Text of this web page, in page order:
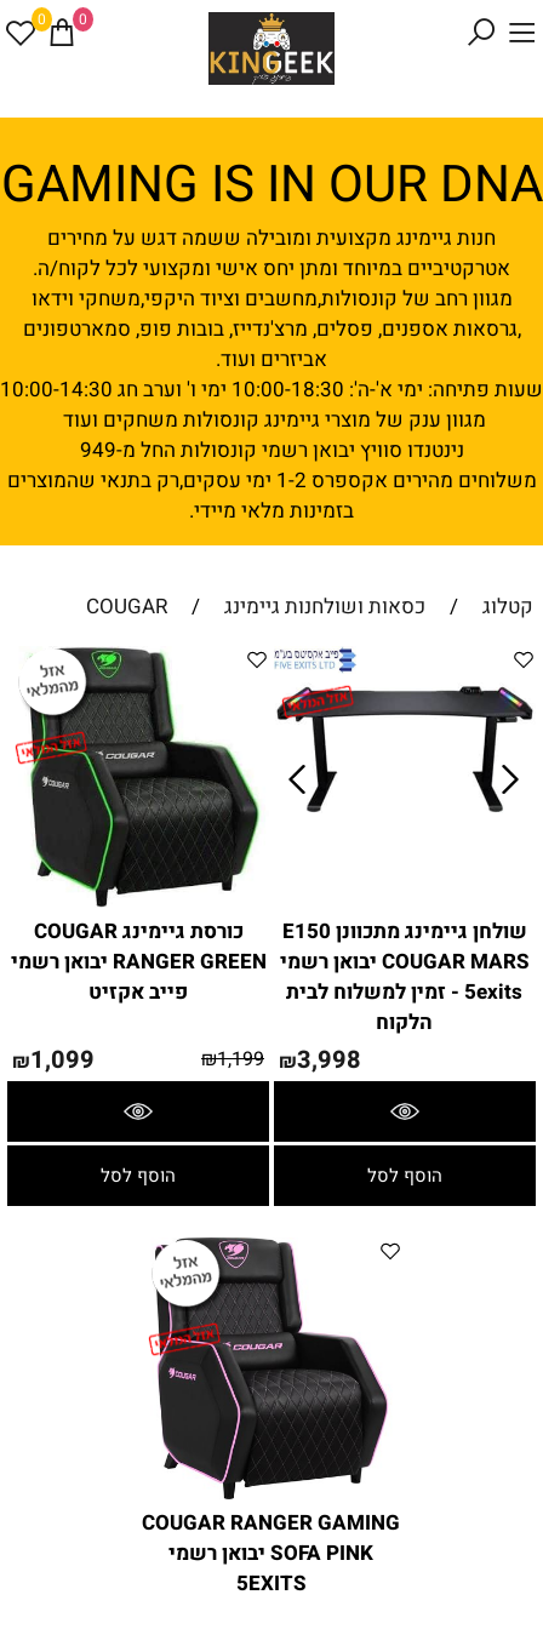
0 0
GAMING IS IN OUR DNA
חנות גיימינג מקצועית ומובילה ששמה דגש על מחירים
אטרקטיביים במיוחד ומתן יחס אישי ומקצועי לכל לקוח/ה.
מגוון רחב של קונסולות,מחשבים וציוד היקפי,משחקי וידאו
,גרסאות אספנים, פסלים, מרצ'נדייז, בובות פופ, סמארטפונים
אביזרים ועוד.
שעות פתיחה: ימי א'-ה': 10:00-18:30 ימי ו' וערב חג 10:00-14:30
מגוון ענק של מוצרי גיימינג קונסולות משחקים ועוד
נינטנדו סוויץ יבואן רשמי קונסולות החל מ-949
משלוחים מהירים אקספרס 1-2 ימי עסקים,רק בתנאי שהמוצרים
בזמינות מלאי מיידי.
קטלוג / כסאות ושולחנות גיימינג /
COUGAR
שולחן גיימינג מתכוונן E150
COUGAR MARS יבואן רשמי
5exits - זמין למשלוח לבית
הלקוח
₪3,998
הוסף לסל
כורסת גיימינג COUGAR
RANGER GREEN יבואן רשמי
פייב אקזיט
₪1,199
₪1,099
הוסף לסל
COUGAR RANGER GAMING
SOFA PINK יבואן רשמי
5EXITS